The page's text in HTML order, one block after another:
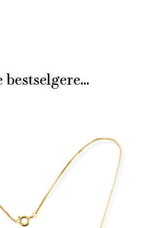
bestselgere...